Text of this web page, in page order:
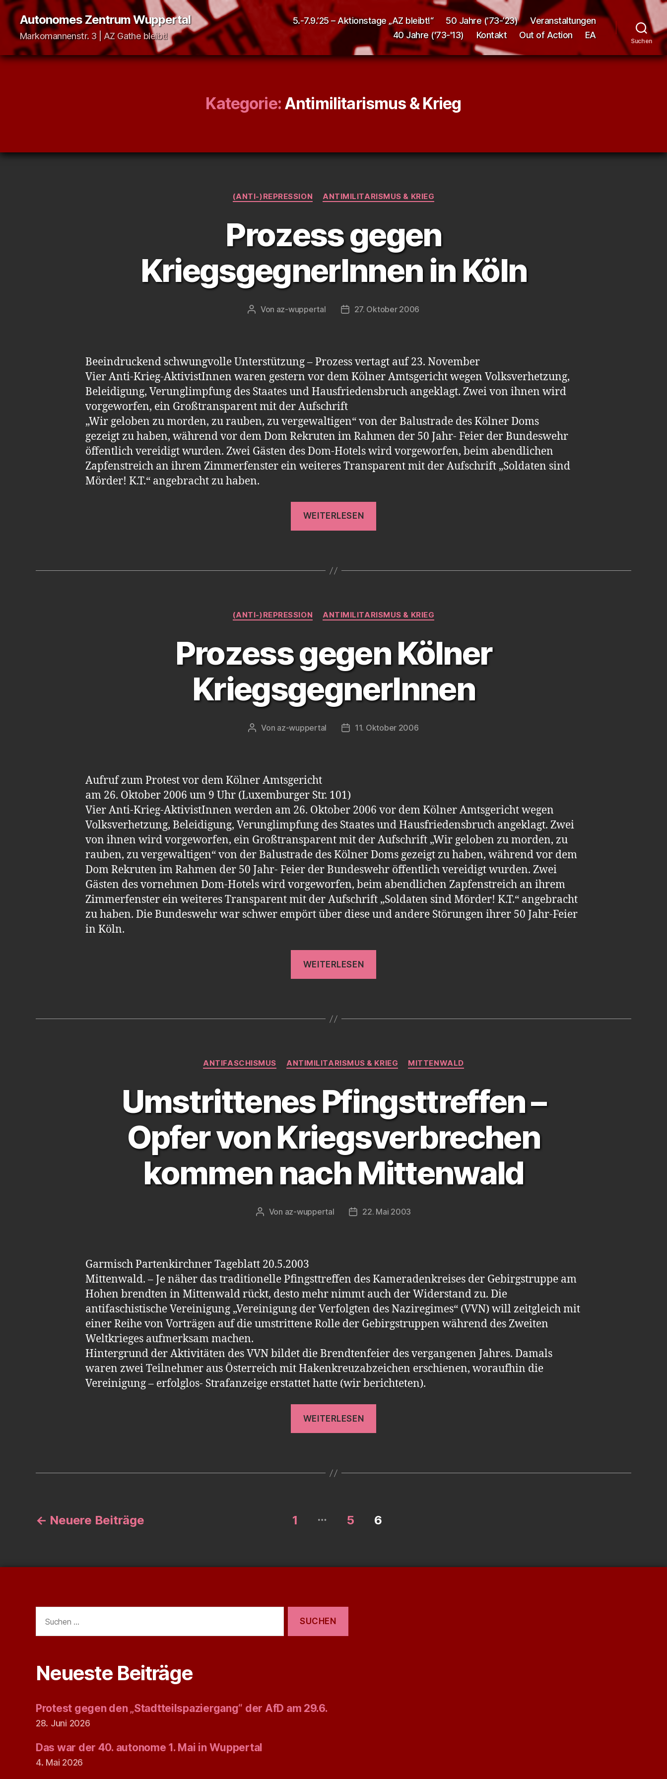
Autonomes Zentrum Wuppertal
Markomannenstr. 3 | AZ Gathe bleibt!
5.-7.9.’25 – Aktionstage „AZ bleibt!“ 50 Jahre (’73-’23)
Veranstaltungen
40 Jahre ('73-'13)
Kontakt Out of Action EA
Suchen
Kategorie: Antimilitarismus & Krieg
Kategorien
(ANTI-)REPRESSION ANTIMILITARISMUS & KRIEG
Prozess gegen
KriegsgegnerInnen in Köln
Beitragsautor
Von az-wuppertal Veröffentlichungsdatum
27. Oktober 2006
Beeindruckend schwungvolle Unterstützung – Prozess vertagt auf 23. November
Vier Anti-Krieg-AktivistInnen waren gestern vor dem Kölner Amtsgericht wegen Volksverhetzung,
Beleidigung, Verunglimpfung des Staates und Hausfriedensbruch angeklagt. Zwei von ihnen wird
vorgeworfen, ein Großtransparent mit der Aufschrift
„Wir geloben zu morden, zu rauben, zu vergewaltigen“ von der Balustrade des Kölner Doms
gezeigt zu haben, während vor dem Dom Rekruten im Rahmen der 50 Jahr- Feier der Bundeswehr
öffentlich vereidigt wurden. Zwei Gästen des Dom-Hotels wird vorgeworfen, beim abendlichen
Zapfenstreich an ihrem Zimmerfenster ein weiteres Transparent mit der Aufschrift „Soldaten sind
Mörder! K.T.“ angebracht zu haben.
WEITERLESEN
Köln“
Kategorien
(ANTI-)REPRESSION ANTIMILITARISMUS & KRIEG
Prozess gegen Kölner
KriegsgegnerInnen
Beitragsautor
Von az-wuppertal Veröffentlichungsdatum
11. Oktober 2006
Aufruf zum Protest vor dem Kölner Amtsgericht
am 26. Oktober 2006 um 9 Uhr (Luxemburger Str. 101)
Vier Anti-Krieg-AktivistInnen werden am 26. Oktober 2006 vor dem Kölner Amtsgericht wegen
Volksverhetzung, Beleidigung, Verunglimpfung des Staates und Hausfriedensbruch angeklagt. Zwei
von ihnen wird vorgeworfen, ein Großtransparent mit der Aufschrift „Wir geloben zu morden, zu
rauben, zu vergewaltigen“ von der Balustrade des Kölner Doms gezeigt zu haben, während vor dem
Dom Rekruten im Rahmen der 50 Jahr- Feier der Bundeswehr öffentlich vereidigt wurden. Zwei
Gästen des vornehmen Dom-Hotels wird vorgeworfen, beim abendlichen Zapfenstreich an ihrem
Zimmerfenster ein weiteres Transparent mit der Aufschrift „Soldaten sind Mörder! K.T.“ angebracht
zu haben. Die Bundeswehr war schwer empört über diese und andere Störungen ihrer 50 Jahr-Feier
in Köln.
WEITERLESEN
Kategorien
ANTIFASCHISMUS ANTIMILITARISMUS & KRIEG MITTENWALD
Umstrittenes Pfingsttreffen –
Opfer von Kriegsverbrechen
kommen nach Mittenwald
Beitragsautor
Von az-wuppertal Veröffentlichungsdatum
22. Mai 2003
Garmisch Partenkirchner Tageblatt 20.5.2003
Mittenwald. – Je näher das traditionelle Pfingsttreffen des Kameradenkreises der Gebirgstruppe am
Hohen brendten in Mittenwald rückt, desto mehr nimmt auch der Widerstand zu. Die
antifaschistische Vereinigung „Vereinigung der Verfolgten des Naziregimes“ (VVN) will zeitgleich mit
einer Reihe von Vorträgen auf die umstrittene Rolle der Gebirgstruppen während des Zweiten
Weltkrieges aufmerksam machen.
Hintergrund der Aktivitäten des VVN bildet die Brendtenfeier des vergangenen Jahres. Damals
waren zwei Teilnehmer aus Österreich mit Hakenkreuzabzeichen erschienen, woraufhin die
Vereinigung – erfolglos- Strafanzeige erstattet hatte (wir berichteten).
WEITERLESEN
von
nach
Seitennummerierung
← Neuere Beiträge 1 … 5 6
nach:
Neueste Beiträge
Protest gegen den „Stadtteilspaziergang“ der AfD am 29.6.
28. Juni 2026
Das war der 40. autonome 1. Mai in Wuppertal
4. Mai 2026